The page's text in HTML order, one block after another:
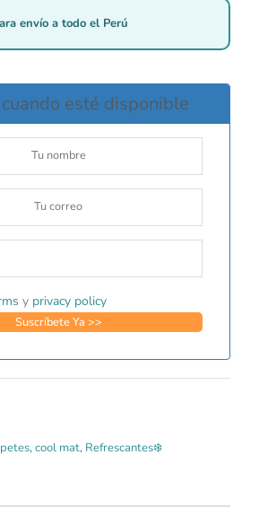
envío a todo el Perú
esté disponible
y privacy policy
,cool mat, Refrescantes❄️